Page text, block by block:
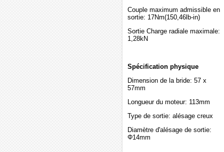
Couple maximum admissible en
sortie: 17Nm(150,46lb-in)
Sortie Charge radiale maximale:
1,28kN
Spécification physique
Dimension de la bride: 57 x
57mm
Longueur du moteur: 113mm
Type de sortie: alésage creux
Diamètre d'alésage de sortie:
Φ14mm